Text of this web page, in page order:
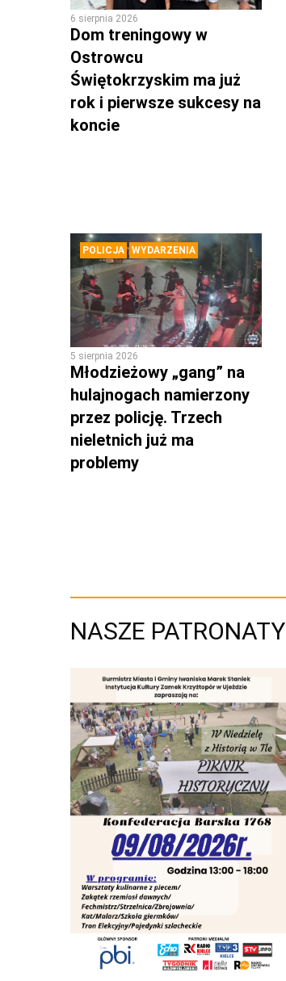
6 sierpnia 2026
Dom treningowy w
Ostrowcu
Świętokrzyskim ma już
rok i pierwsze sukcesy na
koncie
POLICJA WYDARZENIA
5 sierpnia 2026
Młodzieżowy „gang” na
hulajnogach namierzony
przez policję. Trzech
nieletnich już ma
problemy
NASZE PATRONATY